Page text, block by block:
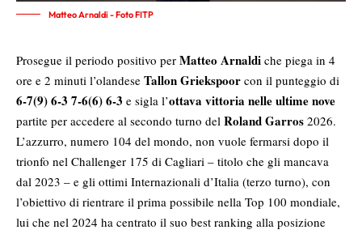
Matteo Arnaldi - Foto FITP
Prosegue il periodo positivo per Matteo Arnaldi che piega in 4
ore e 2 minuti l’olandese Tallon Griekspoor con il punteggio di
6-7(9) 6-3 7-6(6) 6-3 e sigla l’ottava vittoria nelle ultime nove
partite per accedere al secondo turno del Roland Garros 2026.
L’azzurro, numero 104 del mondo, non vuole fermarsi dopo il
trionfo nel Challenger 175 di Cagliari – titolo che gli mancava
dal 2023 – e gli ottimi Internazionali d’Italia (terzo turno), con
l’obiettivo di rientrare il prima possibile nella Top 100 mondiale,
lui che nel 2024 ha centrato il suo best ranking alla posizione